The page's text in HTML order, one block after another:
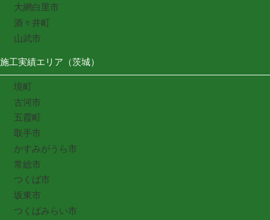
大網白里市
酒々井町
山武市
施工実績エリア（茨城）
境町
古河市
五霞町
取手市
かすみがうら市
常総市
つくば市
坂東市
つくばみらい市